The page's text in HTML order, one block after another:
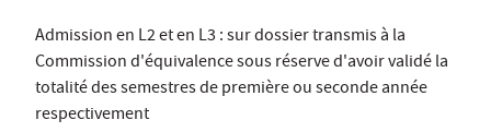
Admission en L2 et en L3 : sur dossier transmis à la
Commission d'équivalence sous réserve d'avoir validé la
totalité des semestres de première ou seconde année
respectivement